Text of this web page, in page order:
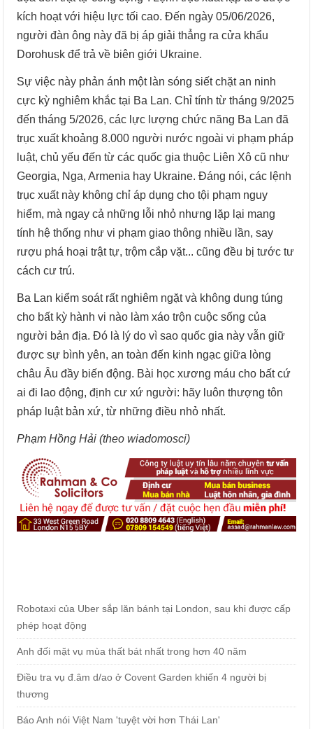
kích hoạt với hiệu lực tối cao. Đến ngày 05/06/2026,
người đàn ông này đã bị áp giải thẳng ra cửa khẩu
Dorohusk để trả về biên giới Ukraine.
Sự việc này phản ánh một làn sóng siết chặt an ninh
cực kỳ nghiêm khắc tại Ba Lan. Chỉ tính từ tháng 9/2025
đến tháng 5/2026, các lực lượng chức năng Ba Lan đã
trục xuất khoảng 8.000 người nước ngoài vi phạm pháp
luật, chủ yếu đến từ các quốc gia thuộc Liên Xô cũ như
Georgia, Nga, Armenia hay Ukraine. Đáng nói, các lệnh
trục xuất này không chỉ áp dụng cho tội phạm nguy
hiểm, mà ngay cả những lỗi nhỏ nhưng lặp lại mang
tính hệ thống như vi phạm giao thông nhiều lần, say
rượu phá hoại trật tự, trộm cắp vặt... cũng đều bị tước tư
cách cư trú.
Ba Lan kiểm soát rất nghiêm ngặt và không dung túng
cho bất kỳ hành vi nào làm xáo trộn cuộc sống của
người bản địa. Đó là lý do vì sao quốc gia này vẫn giữ
được sự bình yên, an toàn đến kinh ngạc giữa lòng
châu Âu đầy biến động. Bài học xương máu cho bất cứ
ai đi lao động, định cư xứ người: hãy luôn thượng tôn
pháp luật bản xứ, từ những điều nhỏ nhất.
Phạm Hồng Hải (theo wiadomosci)
Robotaxi của Uber sắp lăn bánh tại London, sau khi được cấp
phép hoạt động
Anh đối mặt vụ mùa thất bát nhất trong hơn 40 năm
Điều tra vụ đ.âm d/ao ở Covent Garden khiến 4 người bị
thương
Báo Anh nói Việt Nam 'tuyệt vời hơn Thái Lan'